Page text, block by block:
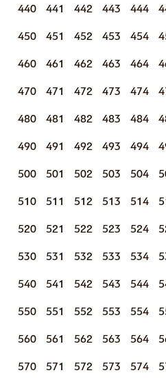
440 441 442 443 444
450 451 452 453 454
460 461 462 463 464
470 471 472 473 474
480 481 482 483 484
490 491 492 493 494
500 501 502 503 504
510 511 512 513 514
520 521 522 523 524
530 531 532 533 534
540 541 542 543 544
550 551 552 553 554
560 561 562 563 564
570 571 572 573 574